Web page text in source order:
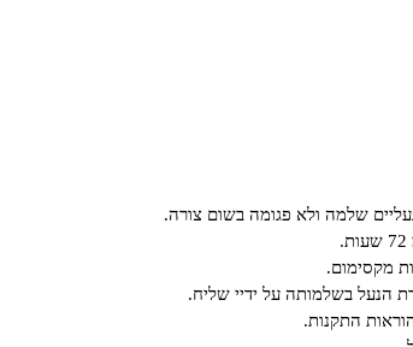
שלמה ולא פגומה בשום צורה.
הנעל בשלמותה על ידיי שליח.
התקנות.